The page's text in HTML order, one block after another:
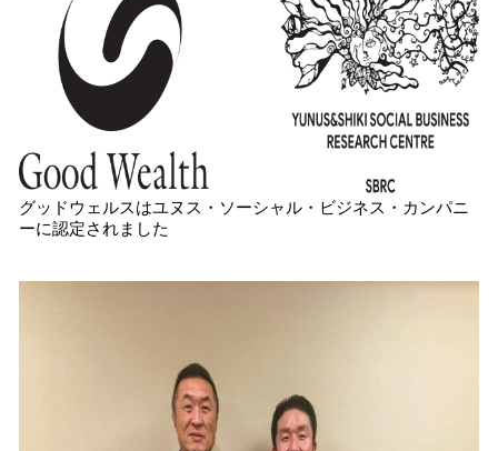
グッドウェルスはユヌス・ソーシャル・ビジネス・カンパニ
ーに認定されました